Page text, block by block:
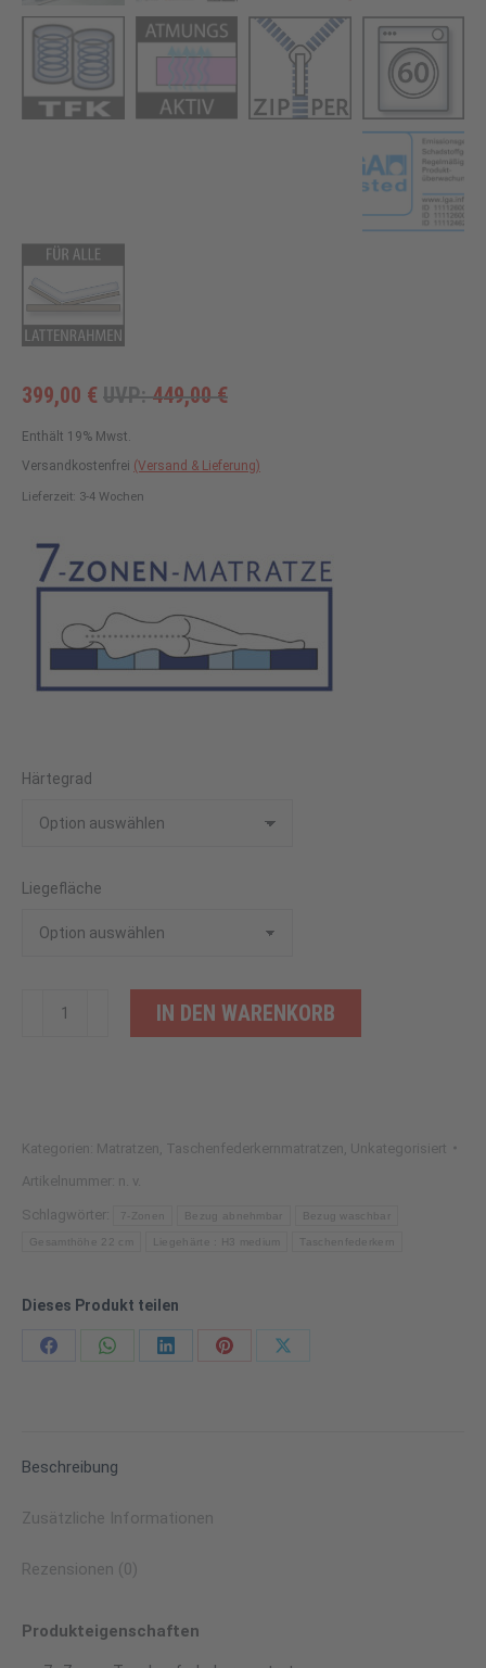
399,00 € UVP:449,00€
Enthält 19% Mwst.
Versandkostenfrei (Versand & Lieferung)
Lieferzeit: 3-4 Wochen
Härtegrad
Liegefläche
Medica
IN DEN WARENKORB
Kategorien: Matratzen Taschenfederkernmatratzen Unkategorisiert
Artikelnummer: n. v.
Schlagwörter: 7-Zonen Bezug abnehmbar Bezug waschbar
Gesamthöhe 22 cm Liegehärte : H3 medium Taschenfederkern
Dieses Produkt teilen
Share
Share
Share
Share
Share
Beschreibung
Zusätzliche Informationen
Rezensionen (0)
Produkteigenschaften